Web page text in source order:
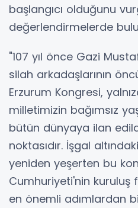
başlangıcı olduğunu
değerlendirmelerde
"107 yıl önce Gazi
silah arkadaşlarının
Erzurum Kongresi,
milletimizin bağımsız
bütün dünyaya ilan
noktasıdır. İşgal
yeniden yeşerten bu
Cumhuriyeti'nin kuruluş
en önemli adımlardan